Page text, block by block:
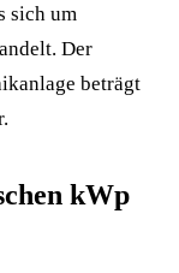
sich um
Der
beträgt
kWp